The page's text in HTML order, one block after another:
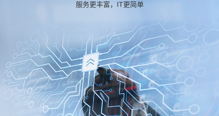
服务更丰富，IT更简单